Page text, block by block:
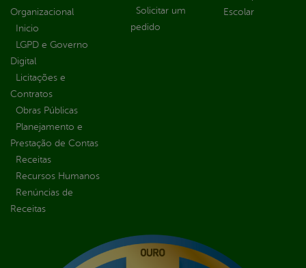
Organizacional
Inicio
LGPD e Governo
Digital
Licitações e
Contratos
Obras Públicas
Planejamento e
Prestação de Contas
Receitas
Recursos Humanos
Renúncias de
Receitas
Solicitar um
pedido
Escolar